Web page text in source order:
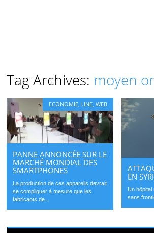
Tag Archives: moyen
ECONOMIE UNE ,WEB
PANNE ANNONCÉE SUR LE
MARCHÉ MONDIAL DES
SMARTPHONES
La production de ces appareils devrait
se compliquer à mesure que les
fabricants de...
EN
Un
sans